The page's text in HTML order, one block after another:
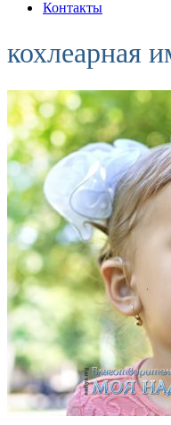
Контакты
кохлеарная